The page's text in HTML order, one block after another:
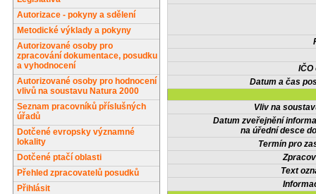
Autorizace - pokyny a sdělení
Metodické výklady a pokyny
Autorizované osoby pro
zpracování dokumentace, posudku
a vyhodnocení
Autorizované osoby pro hodnocení
vlivů na soustavu Natura 2000
Seznam pracovníků příslušných
úřadů
Dotčené evropsky významné
lokality
Dotčené ptačí oblasti
Přehled zpracovatelů posudků
Přihlásit
IČO
Datum a čas
Vliv na
Datum zveřejnění
na úřední desce
Termín pro
Text